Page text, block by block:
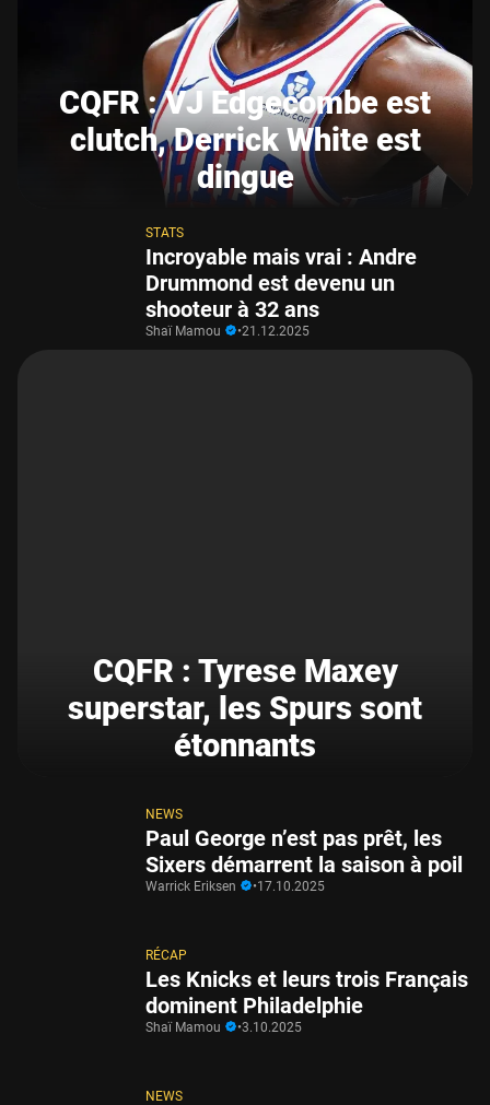
CQFR : VJ Edgecombe est
clutch, Derrick White est
dingue
STATS
Incroyable mais vrai : Andre
Drummond est devenu un
shooteur à 32 ans
Shaï Mamou •21.12.2025
CQFR : Tyrese Maxey
superstar, les Spurs sont
étonnants
NEWS
Paul George n’est pas prêt, les
Sixers démarrent la saison à poil
Warrick Eriksen •17.10.2025
RÉCAP
Les Knicks et leurs trois Français
dominent Philadelphie
Shaï Mamou •3.10.2025
NEWS